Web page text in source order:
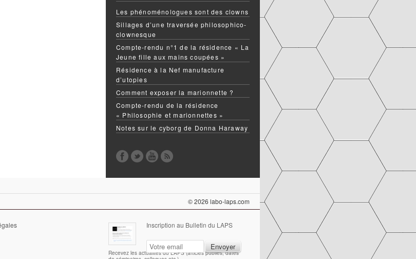
Les phénoménologues sont des clowns
Sillages d’une traversée philosophico-
clownesque
Compte-rendu n°1 de la résidence « La
Jeune fille aux mains coupées »
Résidence à la Nef manufacture
d’utopies
Comment exposer la marionnette ?
Compte-rendu de la résidence
« Philosophie et marionnettes »
Notes sur le cyborg de Donna Haraway
© 2026 labo-laps.com
Inscription au Bulletin du LAPS
Recevez les actualités du LAPS (articles publiés, dates